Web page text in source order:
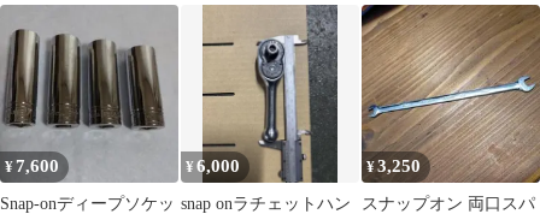
トリック エクストラ
希少モデル
¥7,600
Snap-onディープソケッ
¥6,000
snap onラチェットハン
¥3,250
スナップオン 両口スパ